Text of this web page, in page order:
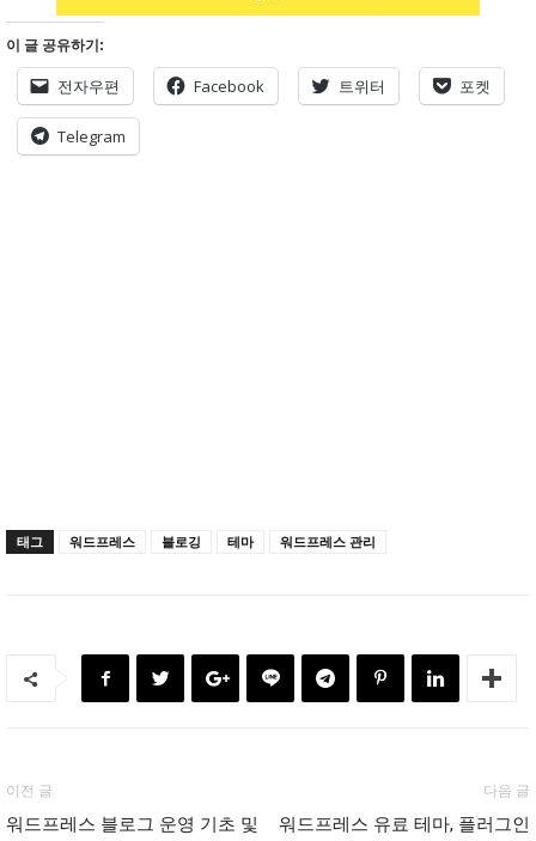
이 글 공유하기:
전자우편 Facebook 트위터 포켓
Telegram
태그 워드프레스 블로깅 테마 워드프레스 관리
이전 글
워드프레스 블로그 운영 기초 및
다음 글
워드프레스 유료 테마, 플러그인